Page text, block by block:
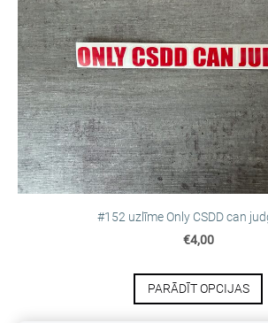
#152 uzlīme Only CSDD can
€4,00
PARĀDĪT OPCIJAS